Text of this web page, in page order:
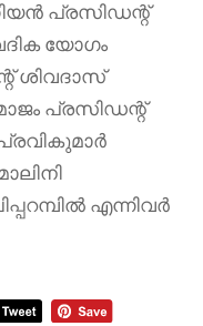
പ്രസിഡന്റ്
യോഗം
ശിവദാസ്
പ്രസിഡന്റ്
എന്നിവർ